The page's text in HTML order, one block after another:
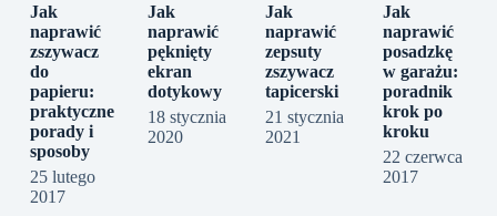
Jak
naprawić
zszywacz
do
papieru:
praktyczne
porady i
sposoby
25 lutego
2017
Jak
naprawić
pęknięty
ekran
dotykowy
18 stycznia
2020
Jak
naprawić
zepsuty
zszywacz
tapicerski
21 stycznia
2021
Jak
naprawić
posadzkę
w garażu:
poradnik
krok po
kroku
22 czerwca
2017